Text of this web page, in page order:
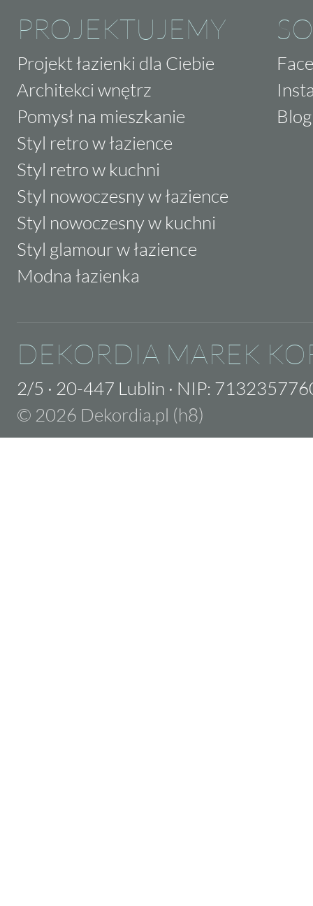
PROJEKTUJEMY
Projekt łazienki dla Ciebie
Architekci wnętrz
Pomysł na mieszkanie
Styl retro w łazience
Styl retro w kuchni
Styl nowoczesny w łazience
Styl nowoczesny w kuchni
Styl glamour w łazience
Modna łazienka
Blog
DEKORDIA MAREK
2/5 · 20-447 Lublin · NIP:
© 2026 Dekordia.pl (h8)